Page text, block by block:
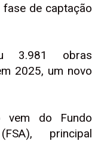
de captação
3.981 obras
2025, um novo
vem do Fundo
principal